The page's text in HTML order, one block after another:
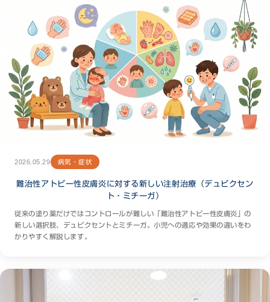
2026.05.29 病気・症状
難治性アトピー性皮膚炎に対する新しい注射治療（デュピクセン
ト・ミチーガ）
従来の塗り薬だけではコントロールが難しい「難治性アトピー性皮膚炎」の
新しい選択肢、デュピクセントとミチーガ。小児への適応や効果の違いをわ
かりやすく解説します。